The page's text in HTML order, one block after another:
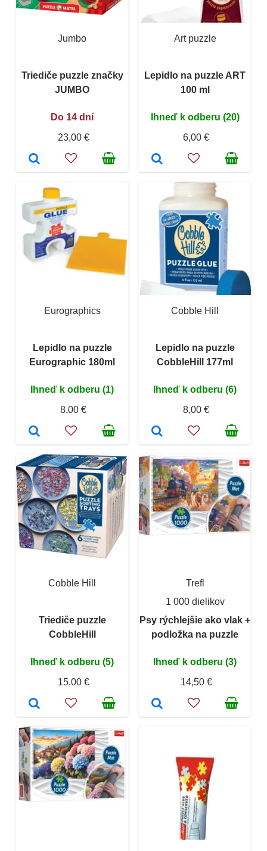
Jumbo
Triediče puzzle značky
JUMBO
Do 14 dní
23,00 €
Art puzzle
Lepidlo na puzzle ART
100 ml
Ihneď k odberu (20)
6,00 €
Eurographics
Lepidlo na puzzle
Eurographic 180ml
Ihneď k odberu (1)
8,00 €
Cobble Hill
Lepidlo na puzzle
CobbleHill 177ml
Ihneď k odberu (6)
8,00 €
Cobble Hill
Triediče puzzle
CobbleHill
Ihneď k odberu (5)
15,00 €
Trefl
1 000 dielikov
Psy rýchlejšie ako vlak +
podložka na puzzle
Ihneď k odberu (3)
14,50 €